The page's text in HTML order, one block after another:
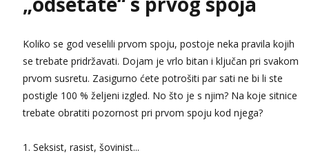
- Kod: #133
Obavijesti me kada se oslobodi
Čekam tvoj poziv!
064/677-677
- Kod: #108
tel:0,93€ - mob:1,12€ min
Zara
Razgovaram :)
Koliko se god veselili prvom spoju, postoje neka pravila kojih
se trebate pridržavati. Dojam je vrlo bitan i ključan pri svakom
prvom susretu. Zasigurno ćete potrošiti par sati ne bi li ste
postigle 100 % željeni izgled. No što je s njim? Na koje sitnice
trebate obratiti pozornost pri prvom spoju kod njega?
1. Seksist, rasist, šovinist...